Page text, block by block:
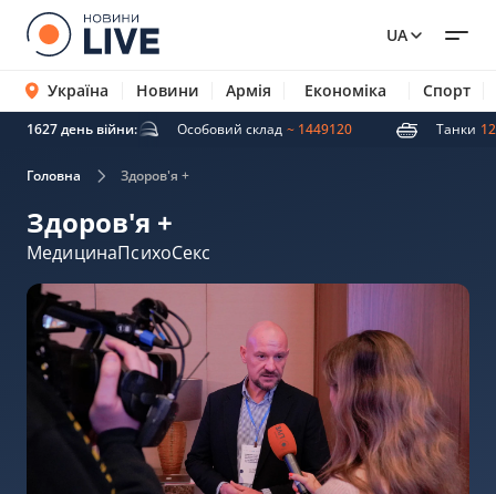
UA
Україна Новини Армія Економіка Спорт
1627 день війни:
ракети 5007 Особовий склад ~ 1449120 Танки
Головна Здоров'я +
Здоров'я +
МедицинаПсихоСекс